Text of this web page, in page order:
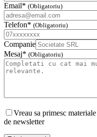
Email* (Obligatoriu)
Telefon* (Obligatoriu)
Companie
Mesaj* (Obligatoriu)
Vreau sa primesc
de newsletter